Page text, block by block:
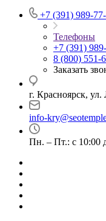
+7 (391) 989-
Телефоны
+7 (391)
8 (800) 551-
Заказать
г. Красноярск,
info-
Пн. – Пт.: с 10:00